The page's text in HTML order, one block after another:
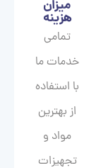
میزان
هزینه
تمامی
خدمات ما
با استفاده
از بهترین
مواد و
تجهیزات